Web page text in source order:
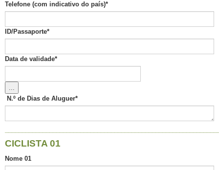
Telefone (com indicativo do país)*
ID/Passaporte*
Data de validade*
...
N.º de Dias de Aluguer*
CICLISTA 01
Nome 01